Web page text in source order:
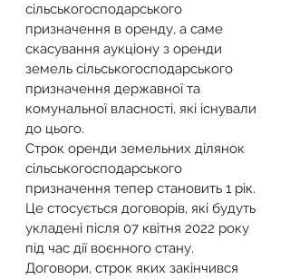
сільськогосподарського
призначення в оренду, а саме
скасування аукціону з оренди
земель сільськогосподарського
призначення державної та
комунальної власності, які існували
до цього.
Строк оренди земельних ділянок
сільськогосподарського
призначення тепер становить 1 рік.
Це стосується договорів, які будуть
укладені після 07 квітня 2022 року
під час дії воєнного стану.
Договори, строк яких закінчився